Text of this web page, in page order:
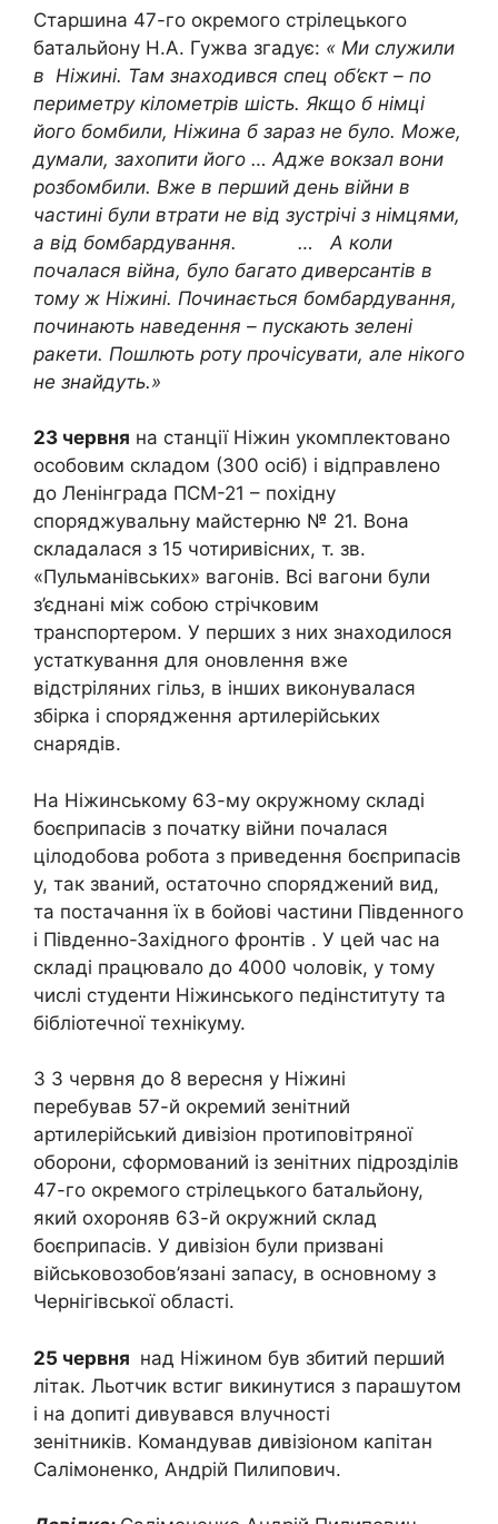
Старшина 47-го окремого стрілецького
батальйону Н.А. Гужва згадує: « Ми служили
в Ніжині. Там знаходився спец об’єкт – по
периметру кілометрів шість. Якщо б німці
його бомбили, Ніжина б зараз не було. Може,
думали, захопити його … Адже вокзал вони
розбомбили. Вже в перший день війни в
частині були втрати не від зустрічі з німцями,
а від бомбардування. … А коли
почалася війна, було багато диверсантів в
тому ж Ніжині. Починається бомбардування,
починають наведення – пускають зелені
ракети. Пошлють роту прочісувати, але нікого
не знайдуть.»
23 червня на станції Ніжин укомплектовано
особовим складом (300 осіб) і відправлено
до Ленінграда ПСМ-21 – похідну
споряджувальну майстерню № 21. Вона
складалася з 15 чотиривісних, т. зв.
«Пульманівських» вагонів. Всі вагони були
з’єднані між собою стрічковим
транспортером. У перших з них знаходилося
устаткування для оновлення вже
відстріляних гільз, в інших виконувалася
збірка і спорядження артилерійських
снарядів.
На Ніжинському 63-му окружному складі
боєприпасів з початку війни почалася
цілодобова робота з приведення боєприпасів
у, так званий, остаточно споряджений вид,
та постачання їх в бойові частини Південного
і Південно-Західного фронтів . У цей час на
складі працювало до 4000 чоловік, у тому
числі студенти Ніжинського педінституту та
бібліотечної технікуму.
3 3 червня до 8 вересня у Ніжині
перебував 57-й окремий зенітний
артилерійський дивізіон протиповітряної
оборони, сформований із зенітних підрозділів
47-го окремого стрілецького батальйону,
який охороняв 63-й окружний склад
боєприпасів. У дивізіон були призвані
військовозобов’язані запасу, в основному з
Чернігівської області.
25 червня над Ніжином був збитий перший
літак. Льотчик встиг викинутися з парашутом
і на допиті дивувався влучності
зенітників. Командував дивізіоном капітан
Салімоненко, Андрій Пилипович.